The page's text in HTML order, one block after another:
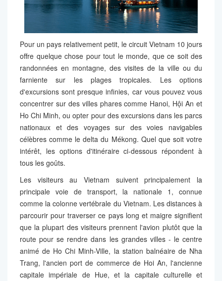
Pour un pays relativement petit, le circuit Vietnam 10 jours
offre quelque chose pour tout le monde, que ce soit des
randonnées en montagne, des visites de la ville ou du
farniente sur les plages tropicales. Les options
d'excursions sont presque infinies, car vous pouvez vous
concentrer sur des villes phares comme Hanoi, Hội An et
Ho Chi Minh, ou opter pour des excursions dans les parcs
nationaux et des voyages sur des voies navigables
célèbres comme le delta du Mékong. Quel que soit votre
intérêt, les options d'itinéraire ci-dessous répondent à
tous les goûts.
Les visiteurs au Vietnam suivent principalement la
principale voie de transport, la nationale 1, connue
comme la colonne vertébrale du Vietnam. Les distances à
parcourir pour traverser ce pays long et maigre signifient
que la plupart des visiteurs prennent l'avion plutôt que la
route pour se rendre dans les grandes villes - le centre
animé de Ho Chi Minh-Ville, la station balnéaire de Nha
Trang, l'ancien port de commerce de Hoi An, l'ancienne
capitale impériale de Hue, et la capitale culturelle et